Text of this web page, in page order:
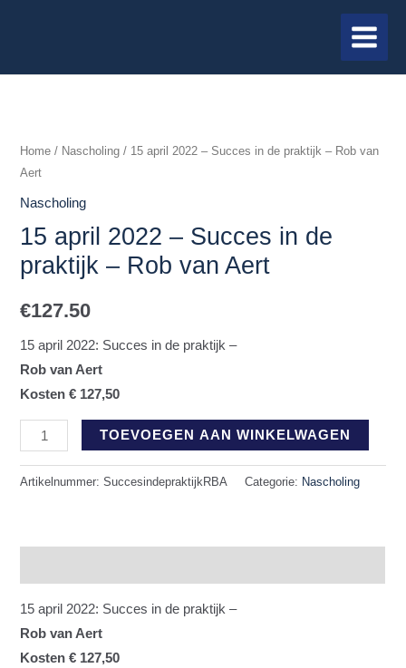
MAIN
MENU
Home / Nascholing / 15 april 2022 – Succes in de praktijk – Rob van
Aert
Nascholing
15 april 2022 – Succes in de
praktijk – Rob van Aert
€127.50
15 april 2022: Succes in de praktijk –
Rob van Aert
Kosten € 127,50
april
2022
-
in
de
-
Rob
van
Aert
aantal
TOEVOEGEN AAN WINKELWAGEN
Artikelnummer:SuccesindepraktijkRBA Categorie: Nascholing
15 april 2022: Succes in de praktijk –
Rob van Aert
Kosten € 127,50